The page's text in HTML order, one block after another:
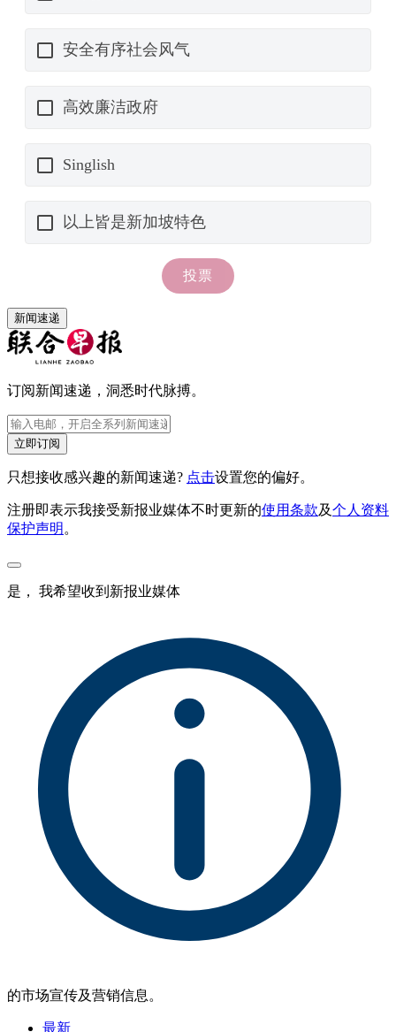
新闻速递
订阅新闻速递，洞悉时代脉搏。
立即订阅
只想接收感兴趣的新闻速递? 点击设置您的偏好。
注册即表示我接受新报业媒体不时更新的使用条款及个人资料
保护声明 。
是， 我希望收到新报业媒体
的市场宣传及营销信息。
最新